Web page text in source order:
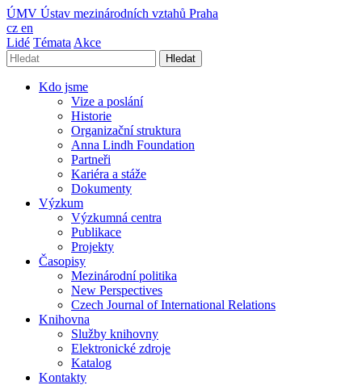
ÚMV Ústav mezinárodních vztahů Praha
cz en
Lidé Témata Akce
Hledat
Kdo jsme
Vize a poslání
Historie
Organizační struktura
Anna Lindh Foundation
Partneři
Kariéra a stáže
Dokumenty
Výzkum
Výzkumná centra
Publikace
Projekty
Časopisy
Mezinárodní politika
New Perspectives
Czech Journal of International Relations
Knihovna
Služby knihovny
Elektronické zdroje
Katalog
Kontakty